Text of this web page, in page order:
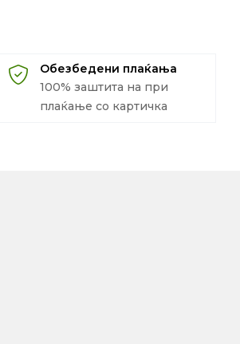
Обезбедени плаќања
100% заштита на при
плаќање со картичка